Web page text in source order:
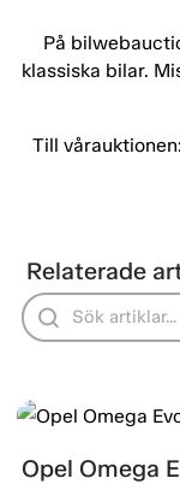
På
klassiska bilar.
Till vårauktionen:
Relaterade
Opel Omega